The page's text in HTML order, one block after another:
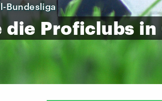
Bundesliga
die Proficlubs in